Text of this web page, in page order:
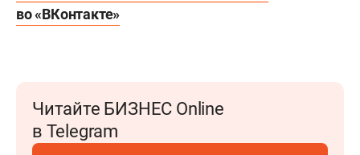
во «ВКонтакте»
Читайте БИЗНЕС Online
в Telegram